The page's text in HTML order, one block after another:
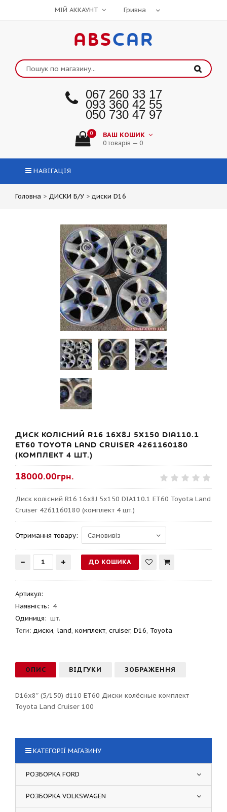
МІЙ АККАУНТ
ABSCAR
067 260 33 17
093 360 42 55
050 730 47 97
0 ВАШ КОШИК
0 товарів — 0
НАВІГАЦІЯ
Головна > ДИСКИ Б/У > диски D16
ДИСК КОЛІСНИЙ R16 16X8J 5X150 DIA110.1
ET60 TOYOTA LAND CRUISER 4261160180
(КОМПЛЕКТ 4 ШТ.)
18000.00грн.
Диск колісний R16 16x8J 5x150 DIA110.1 ET60 Toyota Land
Cruiser 4261160180 (комплект 4 шт.)
Отримання товару:
Артикул:
Наявність: 4
Одиниця: шт.
Теги: диски, land, комплект, cruiser, D16, Toyota
ОПИС ВІДГУКИ ЗОБРАЖЕННЯ
D16x8″ (5/150) d110 ET60 Диски колёсные комплект
Toyota Land Cruiser 100
КАТЕГОРІЇ МАГАЗИНУ
РОЗБОРКА FORD
РОЗБОРКА VOLKSWAGEN